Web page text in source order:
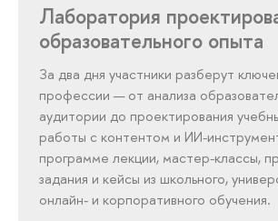
Лаборатория
образовательного опыта
За два дня участники разберут
профессии — от анализа
аудитории до проектирования
работы с контентом и ИИ-
программе лекции, мастер-классы,
задания и кейсы из школьного,
онлайн- и корпоративного обучения.